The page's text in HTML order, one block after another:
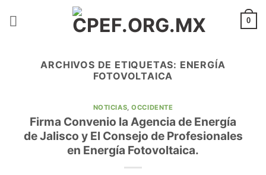
0
ARCHIVOS DE ETIQUETAS: ENERGÍA
FOTOVOLTAICA
NOTICIAS,OCCIDENTE
Firma Convenio la Agencia de Energía
de Jalisco y El Consejo de Profesionales
en Energía Fotovoltaica.